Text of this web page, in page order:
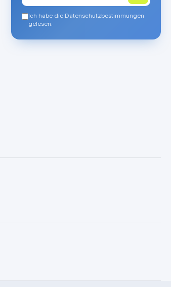
Ich habe die Datenschutzbestimmungen
gelesen.